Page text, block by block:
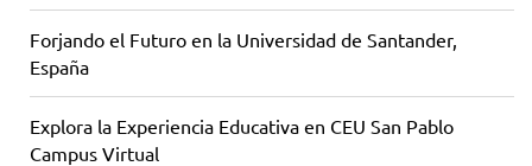
Forjando el Futuro en la Universidad de Santander,
España
Explora la Experiencia Educativa en CEU San Pablo
Campus Virtual